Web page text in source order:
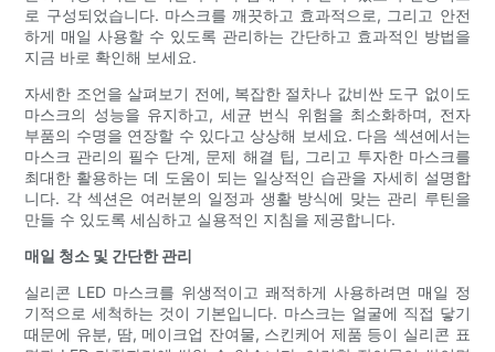
로 구성되었습니다. 마스크를 깨끗하고 효과적으로, 그리고 안전
하게 매일 사용할 수 있도록 관리하는 간단하고 효과적인 방법을
지금 바로 확인해 보세요.
자세한 조언을 살펴보기 전에, 복잡한 절차나 값비싼 도구 없이도
마스크의 성능을 유지하고, 세균 번식 위험을 최소화하며, 전자
부품의 수명을 연장할 수 있다고 상상해 보세요. 다음 섹션에서는
마스크 관리의 필수 단계, 문제 해결 팁, 그리고 투자한 마스크를
최대한 활용하는 데 도움이 되는 일상적인 습관을 자세히 설명합
니다. 각 섹션은 여러분의 일정과 생활 방식에 맞는 관리 루틴을
만들 수 있도록 세심하고 실용적인 지침을 제공합니다.
매일 청소 및 간단한 관리
실리콘 LED 마스크를 위생적이고 쾌적하게 사용하려면 매일 정
기적으로 세척하는 것이 기본입니다. 마스크는 얼굴에 직접 닿기
때문에 유분, 땀, 메이크업 잔여물, 스킨케어 제품 등이 실리콘 표